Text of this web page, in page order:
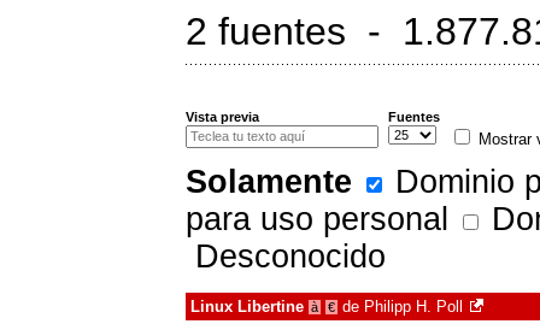
2 fuentes -
Vista previa Fuentes
Mostrar
Solamente
Dominio
para uso personal
Desconocido
Linux Libertine à € de Philipp H. Poll